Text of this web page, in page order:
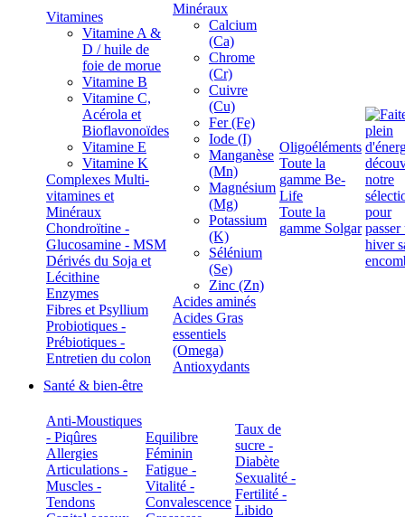
Vitamines
Vitamine A &
D / huile de
foie de morue
Vitamine B
Vitamine C,
Acérola et
Bioflavonoïdes
Vitamine E
Vitamine K
Complexes Multi-
vitamines et
Minéraux
Chondroïtine -
Glucosamine - MSM
Dérivés du Soja et
Lécithine
Enzymes
Fibres et Psyllium
Probiotiques -
Prébiotiques -
Entretien du colon
Minéraux
Calcium
(Ca)
Chrome
(Cr)
Cuivre
(Cu)
Fer (Fe)
Iode (I)
Manganèse
(Mn)
Magnésium
(Mg)
Potassium
(K)
Sélénium
(Se)
Zinc (Zn)
Acides aminés
Acides Gras
essentiels
(Omega)
Antioxydants
Oligoéléments
Toute la
gamme Be-
Life
Toute la
gamme Solgar
Santé & bien-être
Anti-Moustiques
- Piqûres
Allergies
Articulations -
Muscles -
Tendons
Equilibre
Féminin
Fatigue -
Vitalité -
Convalescence
Taux de
sucre -
Diabète
Sexualité -
Fertilité -
Libido